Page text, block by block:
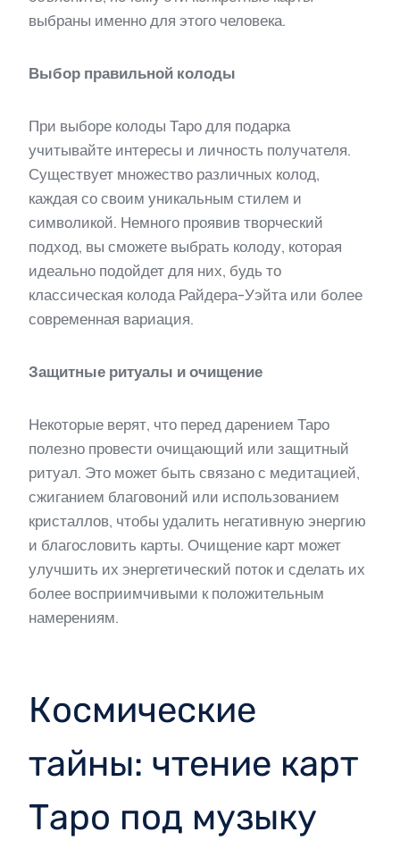
выбраны именно для этого человека.
Выбор правильной колоды
При выборе колоды Таро для подарка
учитывайте интересы и личность получателя.
Существует множество различных колод,
каждая со своим уникальным стилем и
символикой. Немного проявив творческий
подход, вы сможете выбрать колоду, которая
идеально подойдет для них, будь то
классическая колода Райдера-Уэйта или более
современная вариация.
Защитные ритуалы и очищение
Некоторые верят, что перед дарением Таро
полезно провести очищающий или защитный
ритуал. Это может быть связано с медитацией,
сжиганием благовоний или использованием
кристаллов, чтобы удалить негативную энергию
и благословить карты. Очищение карт может
улучшить их энергетический поток и сделать их
более восприимчивыми к положительным
намерениям.
Космические
тайны: чтение карт
Таро под музыку